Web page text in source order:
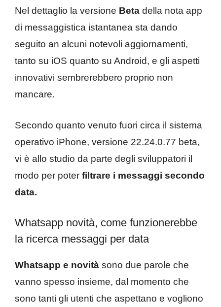
Nel dettaglio la versione Beta della nota app
di messaggistica istantanea sta dando
seguito an alcuni notevoli aggiornamenti,
tanto su iOS quanto su Android, e gli aspetti
innovativi sembrerebbero proprio non
mancare.
Secondo quanto venuto fuori circa il sistema
operativo iPhone, versione 22.24.0.77 beta,
vi è allo studio da parte degli sviluppatori il
modo per poter filtrare i messaggi secondo
data.
Whatsapp novità, come funzionerebbe
la ricerca messaggi per data
Whatsapp e novità sono due parole che
vanno spesso insieme, dal momento che
sono tanti gli utenti che aspettano e vogliono